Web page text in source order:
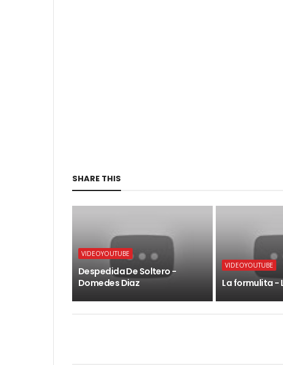
SHARE THIS
VIDEOYOUTUBE
Despedida De Soltero -
Domedes Diaz
VIDEOYOUTUBE
La formulita -